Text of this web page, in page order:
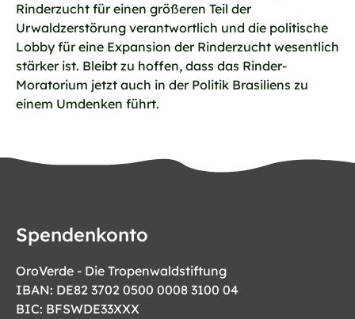
Rinderzucht für einen größeren Teil der
Urwaldzerstörung verantwortlich und die politische
Lobby für eine Expansion der Rinderzucht wesentlich
stärker ist. Bleibt zu hoffen, dass das Rinder-
Moratorium jetzt auch in der Politik Brasiliens zu
einem Umdenken führt.
Spendenkonto
OroVerde - Die Tropenwaldstiftung
IBAN: DE82 3702 0500 0008 3100 04
BIC: BFSWDE33XXX